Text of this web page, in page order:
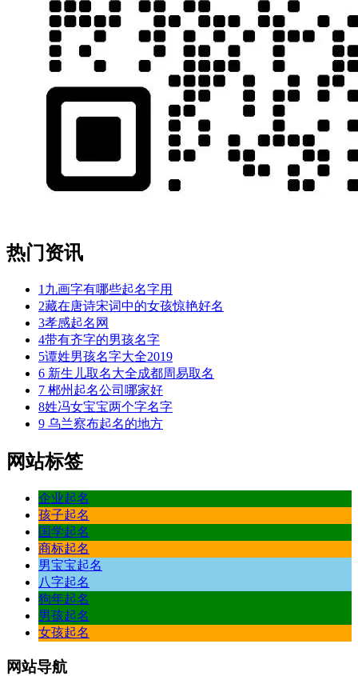
热门资讯
1 九画字有哪些起名字用
2藏在唐诗宋词中的女孩惊艳好名
3孝感起名网
4带有齐字的男孩名字
5谭姓男孩名字大全2019
6 新生儿取名大全成都周易取名
7 郴州起名公司哪家好
8姓冯女宝宝两个字名字
9 乌兰察布起名的地方
网站标签
企业起名
孩子起名
国学起名
商标起名
男宝宝起名
八字起名
狗年起名
男孩起名
女孩起名
网站导航